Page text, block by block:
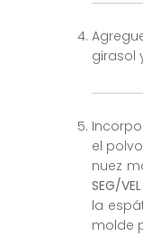
girasol
el
nuez
SEG/
la
molde